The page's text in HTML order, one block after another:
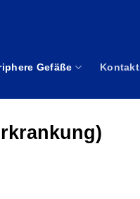
Gefäße Kontakt